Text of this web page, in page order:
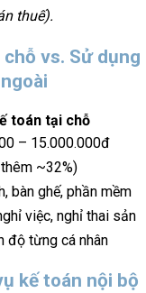
thuế).
vs. Sử dụng
toán tại chỗ
– 15.000.000đ
~32%)
bàn ghế, phần mềm
việc, nghỉ thai sản
độ từng cá nhân
kế toán nội bộ